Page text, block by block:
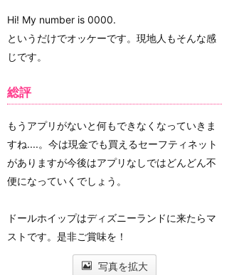
Hi! My number is 0000.
というだけでオッケーです。現地人もそんな感
じです。
総評
もうアプリがないと何もできなくなっていきま
すね....。今は現金でも買えるセーフティネット
がありますが今後はアプリなしではどんどん不
便になっていくでしょう。
ドールホイップはディズニーランドに来たらマ
ストです。是非ご賞味を！
写真を拡大